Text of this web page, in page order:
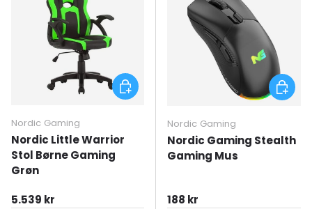
Nordic Gaming
Nordic Little Warrior
Stol Børne Gaming
Grøn
Normal pris
5.539 kr
Tilføj til kurv
Nordic Gaming
Nordic Gaming Stealth
Gaming Mus
Normal pris
188 kr
Tilføj